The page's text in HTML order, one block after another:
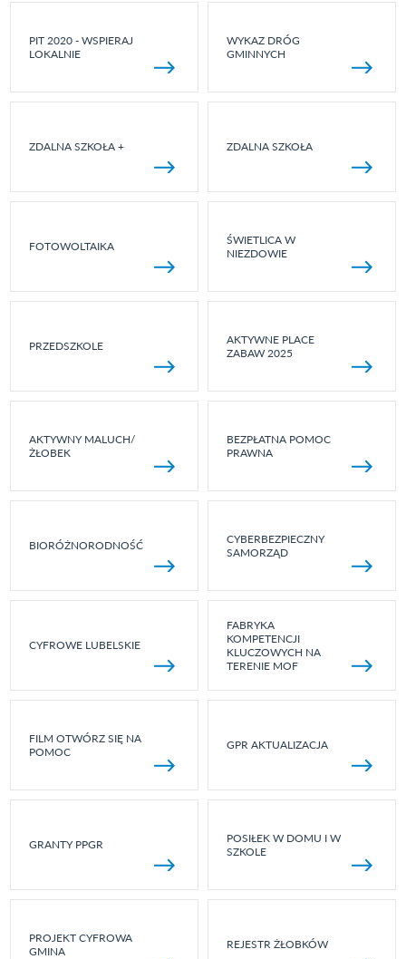
PIT 2020 - WSPIERAJ
LOKALNIE
WYKAZ DRÓG
GMINNYCH
ZDALNA SZKOŁA + ZDALNA SZKOŁA
FOTOWOLTAIKA
ŚWIETLICA W
NIEZDOWIE
PRZEDSZKOLE
AKTYWNE PLACE
ZABAW 2025
AKTYWNY MALUCH/
ŻŁOBEK
BEZPŁATNA POMOC
PRAWNA
BIORÓŻNORODNOŚĆ
CYBERBEZPIECZNY
SAMORZĄD
CYFROWE LUBELSKIE
FABRYKA
KOMPETENCJI
KLUCZOWYCH NA
TERENIE MOF
FILM OTWÓRZ SIĘ NA
POMOC
GPR AKTUALIZACJA
GRANTY PPGR
POSIŁEK W DOMU I W
SZKOLE
PROJEKT CYFROWA
GMINA
REJESTR ŻŁOBKÓW